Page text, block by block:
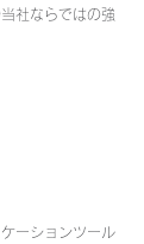
社ならではの強
ーションツール